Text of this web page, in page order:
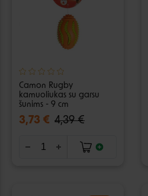
Camon Rugby
kamuoliukas su garsu
šunims - 9 cm
3,73 € 4,39 €